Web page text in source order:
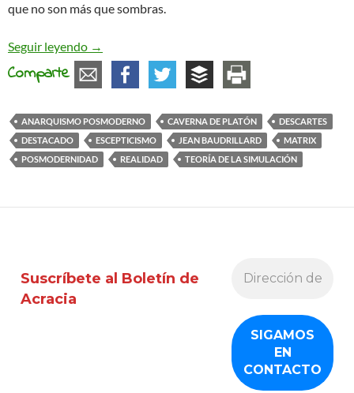
que no son más que sombras.
Seguir leyendo Matrix, el concepto de lo real y el anarquismo
→
Comparte
ANARQUISMO POSMODERNO CAVERNA DE PLATÓN
DESCARTES
DESTACADO
ESCEPTICISMO JEAN BAUDRILLARD
MATRIX
POSMODERNIDAD
REALIDAD TEORÍA DE LA SIMULACIÓN
Suscríbete al Boletín de
Acracia